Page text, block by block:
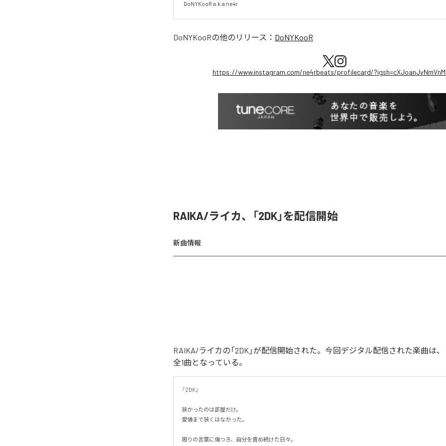
DoNYKooR a.k.a ne4r
DoNYKooRの他のリリース： DoNYKooR
https://www.instagram.com/ne4rbeats/profilecard/
RAIKA/ライカ、「2DK」を配信開始
新曲情報
RAIKA/ライカの「2DK」が配信開始された。今回デジタル配信された楽曲は、
全1曲となっている。
『2DK』
狭かったのは部屋だけ。
愛情まで狭くはなかった。
周りの言葉に傷つき、自分を責め続けた日々。